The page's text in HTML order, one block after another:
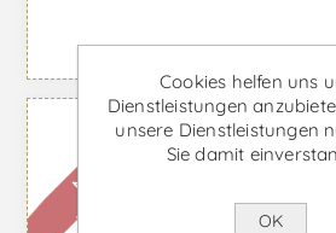
N
i
c
h
t
v
e
r
f
ü
g
b
a
r
Cookies helfen uns
Dienstleistungen
unsere Dienstleistungen
Sie damit
OK